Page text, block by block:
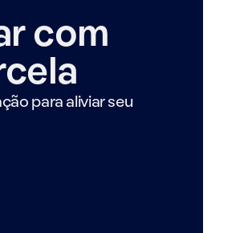
com
para aliviar seu